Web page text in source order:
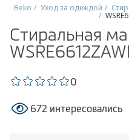
Холодильники и
Стиральные и
Посудомоечные
Плиты
Beko Уход за одеждой
Стиральная
0
672 интересовались